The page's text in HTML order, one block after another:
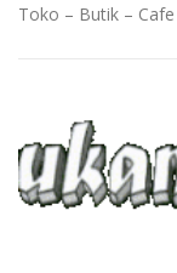
Toko – Butik –